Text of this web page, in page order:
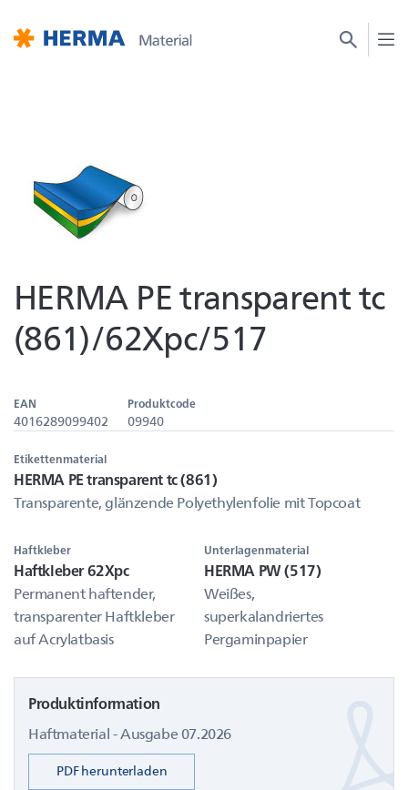
HERMA PE transparent tc
(861)/62Xpc/517
EAN
4016289099402
Produktcode
09940
Etikettenmaterial
HERMA PE transparent tc (861)
Transparente, glänzende Polyethylenfolie mit Topcoat
Haftkleber
Haftkleber 62Xpc
Permanent haftender,
transparenter Haftkleber
auf Acrylatbasis
Unterlagenmaterial
HERMA PW (517)
Weißes,
superkalandriertes
Pergaminpapier
Produktinformation
Haftmaterial - Ausgabe 07.2026
PDF herunterladen